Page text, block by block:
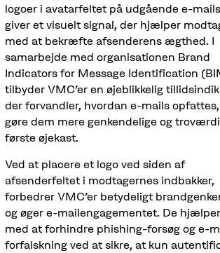
logoer i avatarfeltet på udgående e-
giver et visuelt signal, der hjælper
med at bekræfte afsenderens ægthed. I
samarbejde med organisationen Brand
Indicators for Message Identification
tilbyder VMC'er en øjeblikkelig
der forvandler, hvordan e-mails
gøre dem mere genkendelige og
første øjekast.
Ved at placere et logo ved siden af
afsenderfeltet i modtagernes indbakker,
forbedrer VMC'er betydeligt
og øger e-mailengagementet. De
med at forhindre phishing-forsøg og e-
forfalskning ved at sikre, at kun